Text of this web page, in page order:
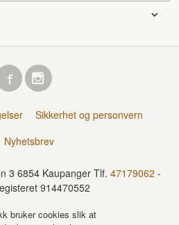
Sikkerhet og personvern
Nyhetsbrev
3 6854 Kaupanger Tlf. 47179062 -
914470552
bruker cookies slik at